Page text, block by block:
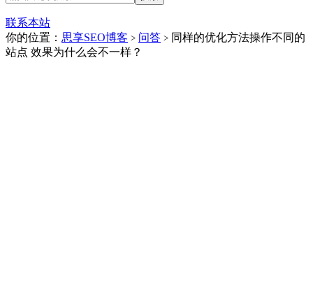
联系本站
你的位置： 思享SEO博客 > 问答 > 同样的优化方法操作不同的
站点 效果为什么会不一样？